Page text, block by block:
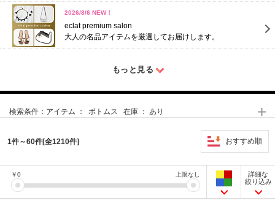
2026/8/6 NEW！
eclat premium salon
大人の名品アイテムを厳選してお届けします。
もっと見る
検索条件： アイテム ： ボトムス 在庫 ： あり
1件～60件[全1210件] おすすめ順
￥0 上限なし
詳細な
絞り込み